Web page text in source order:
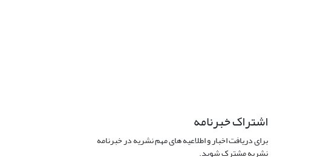
اشتراک خبرنامه
برای دریافت اخبار و اطلاعیه های مهم نشریه در خبرنامه
نشریه مشترک شوید.